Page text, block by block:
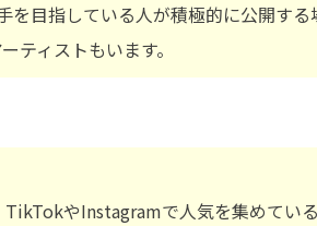
目指している人が積極的に公開す
ティストもいます。
やInstagramで人気を集めてい